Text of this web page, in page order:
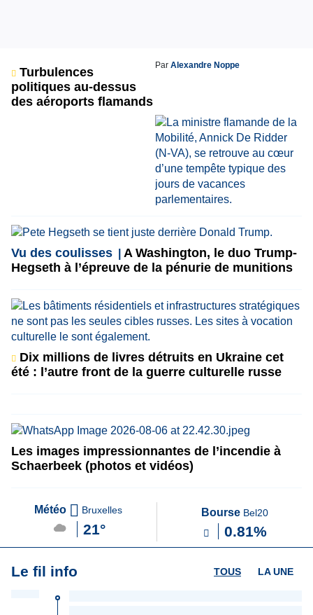
Turbulences
politiques au-dessus
des aéroports flamands
Par Alexandre Noppe
Vu des coulisses
A Washington, le duo Trump-
Hegseth à l’épreuve de la pénurie de munitions
Dix millions de livres détruits en Ukraine cet
été : l’autre front de la guerre culturelle russe
Les images impressionnantes de l’incendie à
Schaerbeek (photos et vidéos)
Météo Bruxelles
21°
Bourse Bel20
0.81%
Le fil info LA UNE
TOUS